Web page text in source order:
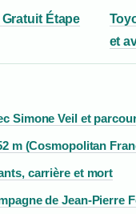
Étape
et
Simone Veil et
m (Cosmopolitan
carrière et mort
de Jean-Pierre